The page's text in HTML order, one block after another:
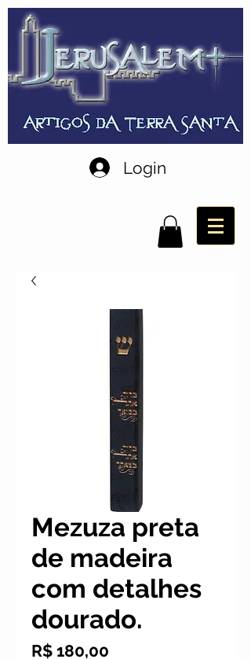
Login
Mezuza preta
de madeira
com detalhes
dourado.
R$ 180,00